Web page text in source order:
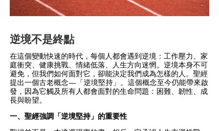
逆境不是終點
在這個變動快速的時代，每個人都會遇到逆境：工作壓力、家
庭衝突、健康挑戰、情緒低落、人生方向迷惘。逆境本身不可
避免，但我們如何面對它，卻能決定我們成為怎樣的人。聖經
提出一個古老概念—「逆境堅持」。這個概念至今仍能帶來啟
發，因為它觸及所有人都會面對的生命問題：困難、韌性、成
長與盼望。
一、聖經強調「逆境堅持」的重要性